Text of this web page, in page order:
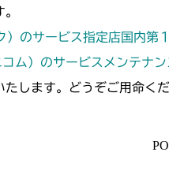
のサービス指定店国内第
ム）のサービスメンテナン
します。どうぞご用命くだ